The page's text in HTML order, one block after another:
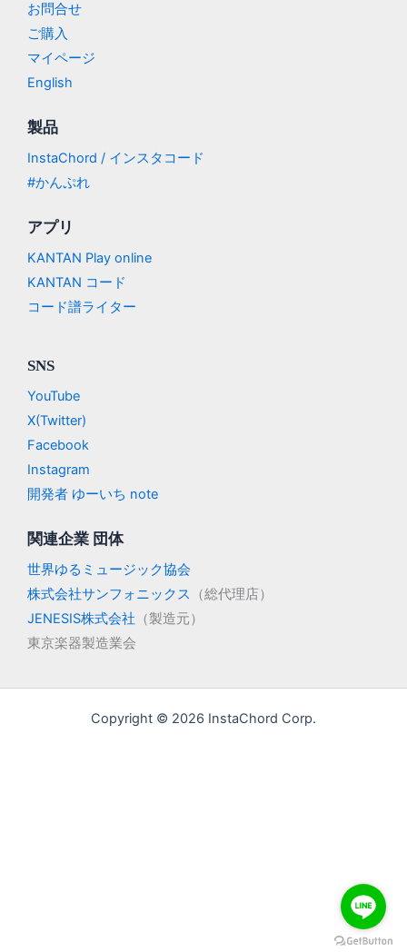
お問合せ
ご購入
マイページ
English
製品
InstaChord / インスタコード
#かんぷれ
アプリ
KANTAN Play online
KANTAN コード
コード譜ライター
SNS
YouTube
X(Twitter)
Facebook
Instagram
開発者 ゆーいち note
関連企業 団体
世界ゆるミュージック協会
株式会社サンフォニックス
（総代理店）
JENESIS株式会社 （製造元）
東京楽器製造業会
Copyright © 2026 InstaChord Corp.